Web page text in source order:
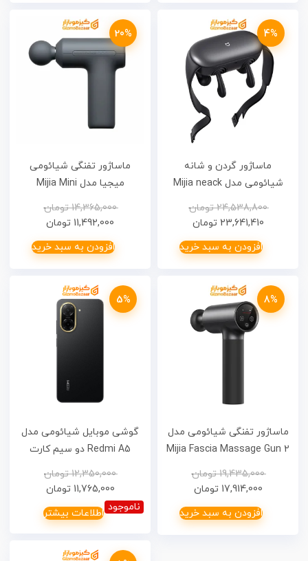
4%
ماساژور گردن و شانه
شیائومی مدل Mijia neack
and sholder massage
24,538,800 تومان
23,641,410 تومان
افزودن به سبد خرید
20%
ماساژور تفنگی شیائومی
میجیا مدل Mijia Mini
Massage Gun 3
MJJMQ07YM
14,365,000 تومان
11,492,000 تومان
افزودن به سبد خرید
8%
ماساژور تفنگی شیائومی مدل
Mijia Fascia Massage Gun 2
MJJMQ05-ZJ
19,435,000 تومان
17,914,000 تومان
افزودن به سبد خرید
5%
گوشی موبایل شیائومی مدل
Redmi A5 دو سیم کارت
گیگابایت – 18 ماه گارنتی
12,350,000 تومان
11,765,000 تومان
ناموجود اطلاعات بیشتر